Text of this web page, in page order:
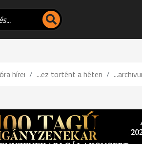
hírei ...ez történt a héten